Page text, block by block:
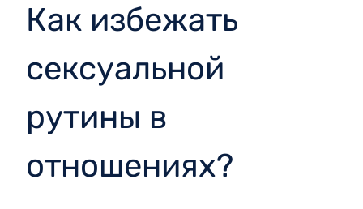
Как избежать
сексуальной
рутины в
отношениях?